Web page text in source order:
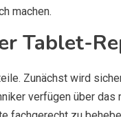
machen.
Tablet-
Zunächst wird
verfügen über das